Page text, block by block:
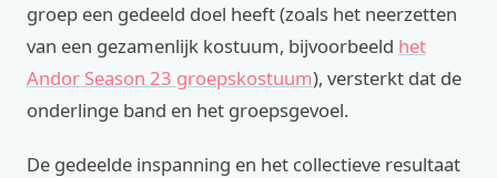
groep een gedeeld doel heeft (zoals het neerzetten
van een gezamenlijk kostuum, bijvoorbeeld het
Andor Season 23 groepskostuum), versterkt dat de
onderlinge band en het groepsgevoel.
De gedeelde inspanning en het collectieve resultaat